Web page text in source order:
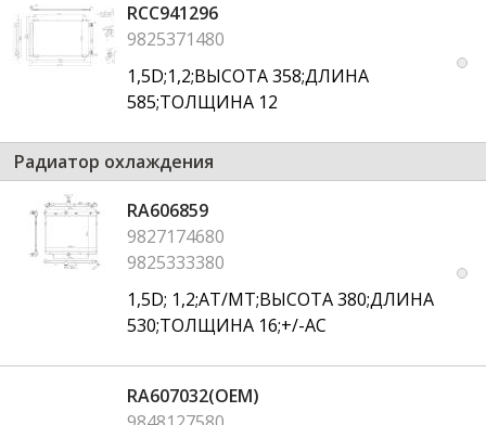
RCC941296
9825371480
1,5D;1,2;ВЫСОТА 358;ДЛИНА
585;ТОЛЩИНА 12
Радиатор охлаждения
RA606859
9827174680
9825333380
1,5D; 1,2;AT/MT;ВЫСОТА 380;ДЛИНА
530;ТОЛЩИНА 16;+/-AC
RA607032(OEM)